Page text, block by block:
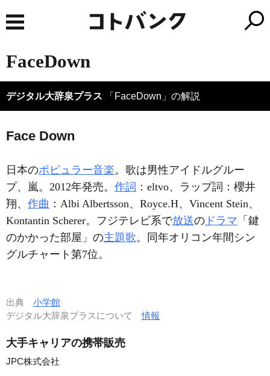
FaceDown
デジタル大辞泉プラス 「FaceDown」の解説
Face Down
日本のポピュラー音楽。歌は男性アイドルグルー
プ、嵐。2012年発売。 作詞 ：eltvo、ラップ詞：櫻井
翔、 作曲 ：Albi Albertsson、Royce.H、Vincent Stein、
Kontantin Scherer。フジテレビ系で放送の ドラマ 「鍵
のかかった部屋」の主題歌。同年オリコン年間シン
グルチャート第7位。
出典 小学館
デジタル大辞泉プラスについて情報
大手キャリアの携帯販売
JPC株式会社